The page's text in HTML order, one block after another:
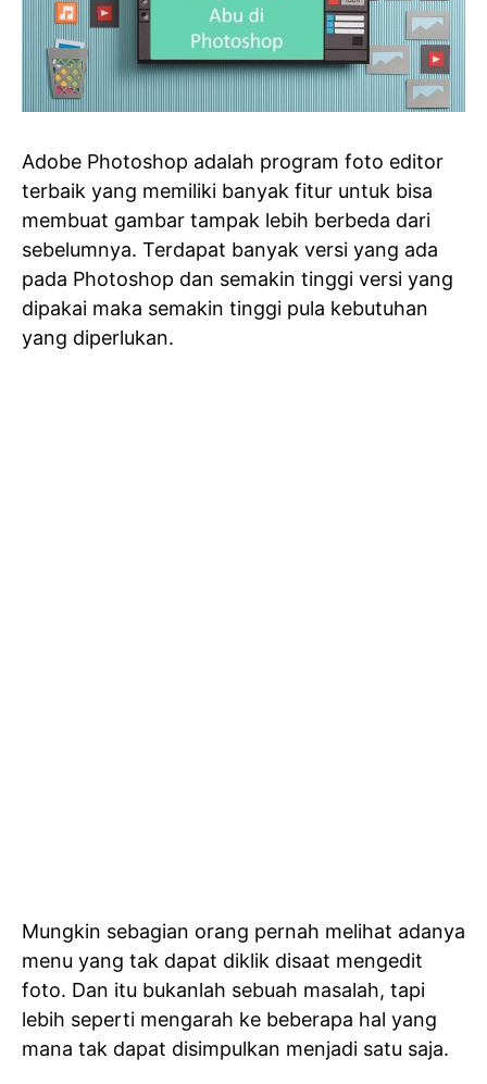
Adobe Photoshop adalah program foto editor
terbaik yang memiliki banyak fitur untuk bisa
membuat gambar tampak lebih berbeda dari
sebelumnya. Terdapat banyak versi yang ada
pada Photoshop dan semakin tinggi versi yang
dipakai maka semakin tinggi pula kebutuhan
yang diperlukan.
Mungkin sebagian orang pernah melihat adanya
menu yang tak dapat diklik disaat mengedit
foto. Dan itu bukanlah sebuah masalah, tapi
lebih seperti mengarah ke beberapa hal yang
mana tak dapat disimpulkan menjadi satu saja.